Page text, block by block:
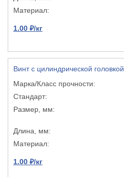
1.00 ₽/кг
Винт с цилиндрической головкой
1.00 ₽/кг